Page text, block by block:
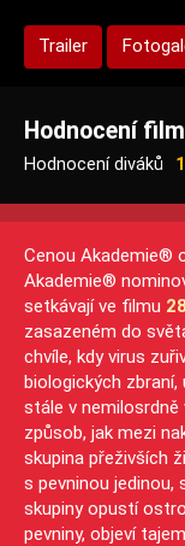
Trailer
Hodnocení
Hodnocení diváků
Cenou Akademie®
Akademie®
setkávají ve filmu
zasazeném do
chvíle, kdy virus
biologických
stále v nemilosrdně
způsob, jak mezi
skupina přeživších
s pevninou jedinou,
skupiny opustí
pevniny, objeví